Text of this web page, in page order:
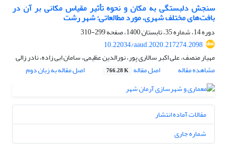
سنجش دلبستگی به مکان و نحوه تأثیر مقیاس مکانی بر آن در
بافت‌های مختلف شهری، مورد مطالعاتی: شهر رشت
دوره 14، شماره 35، تابستان 1400، صفحه
299-310
10.22034/aaud.2020.217274.2098
مهیار منصف، علی اکبر سالاری پور، نورالدین عظیمی، سامان ابی زاده، نادر زالی
مشاهده مقاله
اصل مقاله 766.28 K اصل مقاله به زبان دوم
مقالات آماده انتشار
شماره جاری